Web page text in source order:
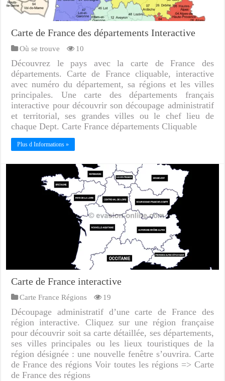
Carte de France des départements Interactive
Où se trouve 10
Découvrez le pays avec la carte de France des
départements. Carte de France cliquable, interactive
avec numéro du département, sa régions et les villes
principales. Une carte des départements français
interactive pour découvrir son découpage administratif
et territorial, ses grandes villes ou le chef lieu de
chaque Dept. Carte France départements Cliquable
Plus d Informations »
Carte de France interactive
Carte France Régions 19
Découpage administratif d’une carte de France des
région interactive. Cliquez sur une région française
pour découvrir soit sa carte détaillée, ses départements,
ses villes principales ou les lieux touristiques de la
région désignée : une nouvelle fenêtre s’ouvrira. Carte
de France des régions Voir toutes les régions => Carte
de France des régions